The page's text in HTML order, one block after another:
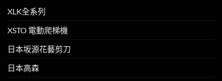
XLK全系列
XSTO 電動爬梯機
日本坂源花藝剪刀
日本高森